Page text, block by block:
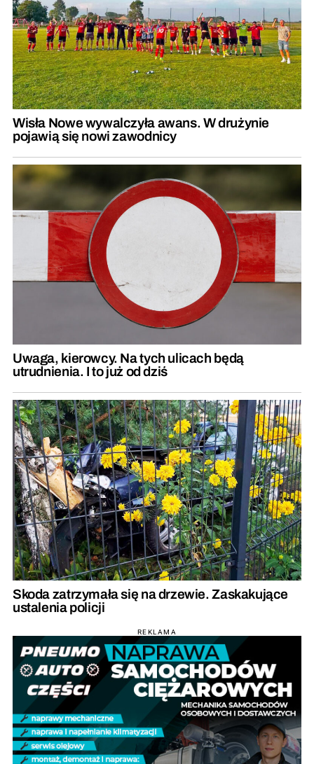
Wisła Nowe wywalczyła awans. W drużynie
pojawią się nowi zawodnicy
Uwaga, kierowcy. Na tych ulicach będą
utrudnienia. I to już od dziś
Skoda zatrzymała się na drzewie. Zaskakujące
ustalenia policji
REKLAMA